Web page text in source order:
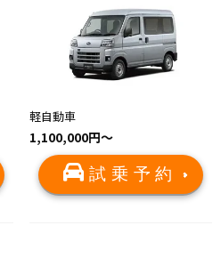
軽自動車
1,100,000円～
試乗予約